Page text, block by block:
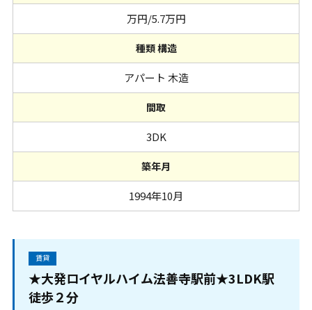
万円/5.7万円
種類 構造
アパート 木造
間取
3DK
築年月
1994年10月
賃貸
★大発ロイヤルハイム法善寺駅前★3LDK駅
徒歩２分